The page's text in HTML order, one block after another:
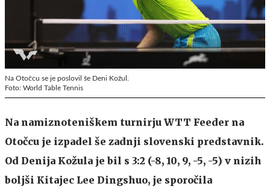
Na Otočcu se je poslovil še Deni Kožul.
Foto: World Table Tennis
Na namiznoteniškem turnirju WTT Feeder na
Otočcu je izpadel še zadnji slovenski predstavnik.
Od Denija Kožula je bil s 3:2 (-8, 10, 9, -5, -5) v nizih
boljši Kitajec Lee Dingshuo, je sporočila